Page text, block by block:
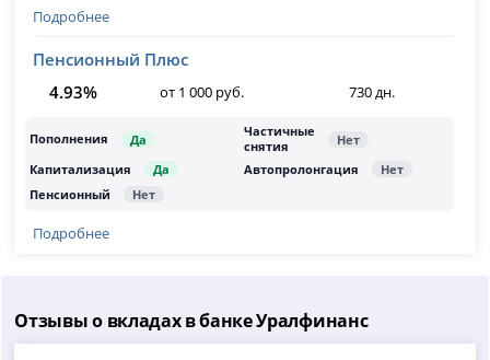
Подробнее
Пенсионный Плюс
4.93%
от 1 000 руб. 730 дн.
Подробнее
Отзывы о вкладах в банке Уралфинанс